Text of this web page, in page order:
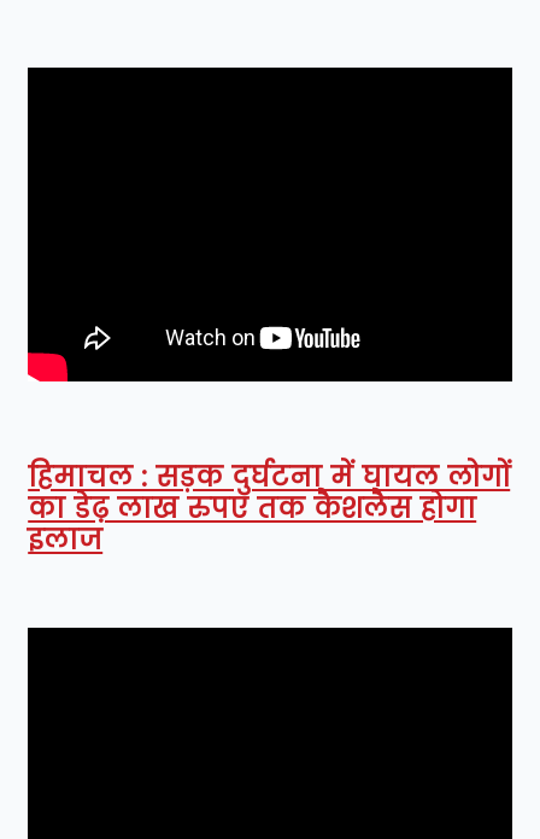
हिमाचल : सड़क दुर्घटना में घायल लोगों
का डेढ़ लाख रुपए तक कैशलैस होगा
इलाज